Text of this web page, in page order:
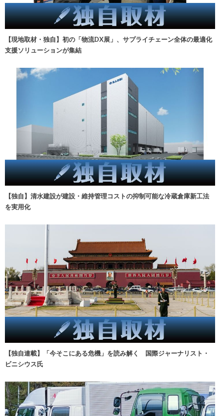
【現地取材・独自】初の「物流DX展」、サプライチェーン全体の最適化
支援ソリューションが集結
【独自】清水建設が建設・維持管理コストの抑制可能な冷蔵倉庫新工法
を実用化
【独自連載】「今そこにある危機」を読み解く 国際ジャーナリスト・
ビニシウス氏